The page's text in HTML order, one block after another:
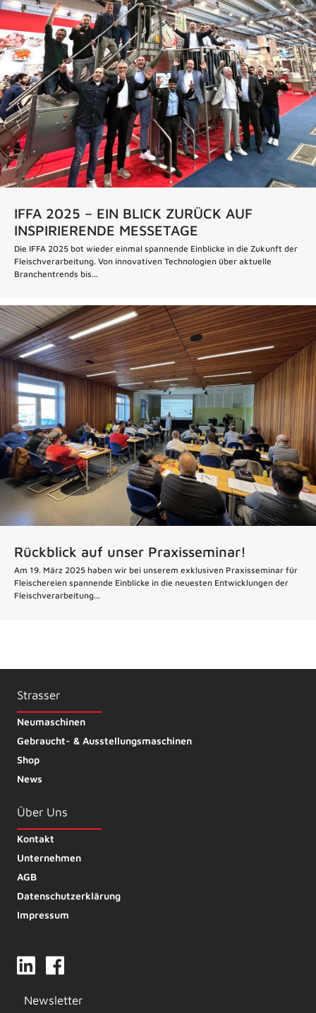
IFFA 2025 – EIN BLICK ZURÜCK AUF
INSPIRIERENDE MESSETAGE
Die IFFA 2025 bot wieder einmal spannende Einblicke in die Zukunft der
Fleischverarbeitung. Von innovativen Technologien über aktuelle
Branchentrends bis...
Rückblick auf unser Praxisseminar!
Am 19. März 2025 haben wir bei unserem exklusiven Praxisseminar für
Fleischereien spannende Einblicke in die neuesten Entwicklungen der
Fleischverarbeitung...
Strasser
Neumaschinen
Gebraucht- & Ausstellungsmaschinen
Shop
News
Über Uns
Kontakt
Unternehmen
AGB
Datenschutzerklärung
Impressum
Newsletter